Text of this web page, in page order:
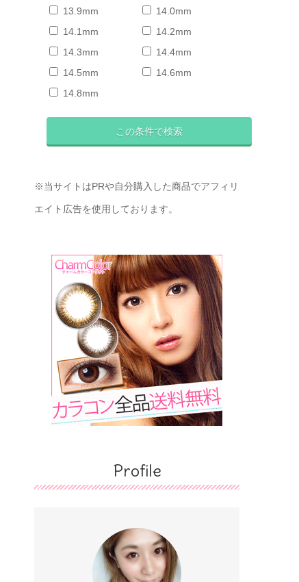
13.9mm
14.0mm
14.1mm
14.2mm
14.3mm
14.4mm
14.5mm
14.6mm
14.8mm
※当サイトはPRや自分購入した商品でアフィリ
エイト広告を使用しております。
Profile